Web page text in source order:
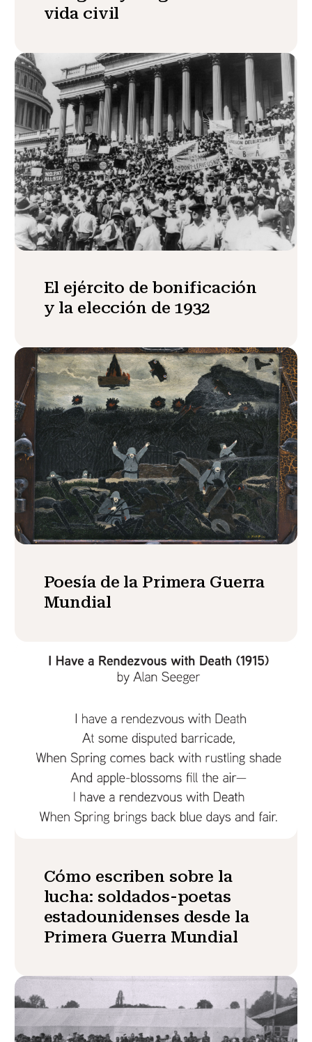
vida civil
El ejército de bonificación
y la elección de 1932
Poesía de la Primera Guerra
Mundial
Cómo escriben sobre la
lucha: soldados-poetas
estadounidenses desde la
Primera Guerra Mundial